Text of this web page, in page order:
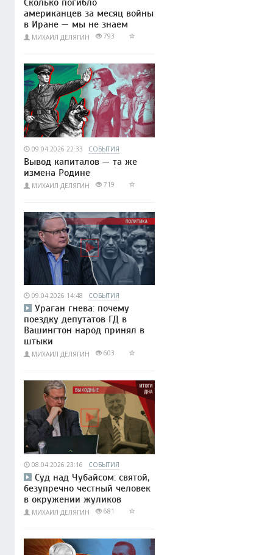
Сколько погибло
американцев за месяц войны
в Иране — мы не знаем
МИХАИЛ ДЕЛЯГИН 793
09.04.2026 22:33 СОБЫТИЯ
Вывод капиталов — та же
измена Родине
МИХАИЛ ДЕЛЯГИН 719
09.04.2026 14:48 СОБЫТИЯ
Ураган гнева: почему
поездку депутатов ГД в
Вашингтон народ принял в
штыки
МИХАИЛ ДЕЛЯГИН 603
08.04.2026 23:16 СОБЫТИЯ
Суд над Чубайсом: святой,
безупречно честный человек
в окружении жуликов
МИХАИЛ ДЕЛЯГИН 681